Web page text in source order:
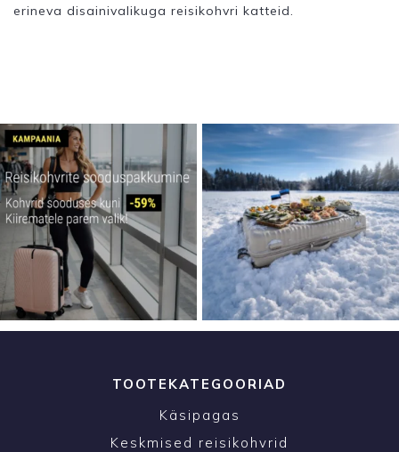
erineva disainivalikuga reisikohvri katteid.
TOOTEKATEGOORIAD
Käsipagas
Keskmised reisikohvrid